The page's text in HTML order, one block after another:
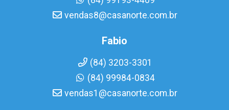
vendas8@casanorte.com.br
Fabio
(84) 3203-3301
(84) 99984-0834
vendas1@casanorte.com.br